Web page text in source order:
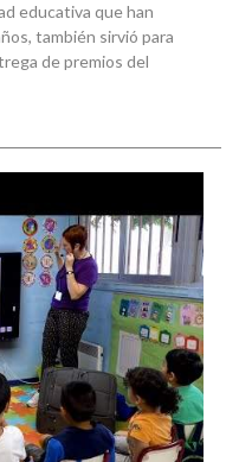
educativa que han
también sirvió para
de premios del